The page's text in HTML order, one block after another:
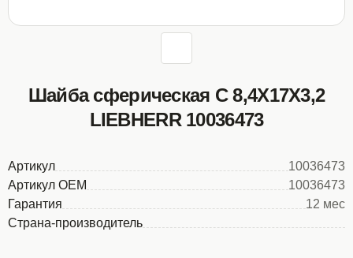
Шайба сферическая С 8,4Х17Х3,2
LIEBHERR 10036473
Артикул
10036473
Артикул OEM
10036473
Гарантия
12 мес
Страна-производитель